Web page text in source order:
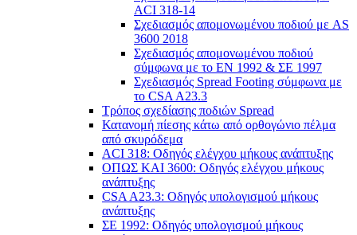
ACI 318-14
Σχεδιασμός απομονωμένου ποδιού με AS
3600 2018
Σχεδιασμός απομονωμένου ποδιού
σύμφωνα με το ΕΝ 1992 & ΣΕ 1997
Σχεδιασμός Spread Footing σύμφωνα με
το CSA A23.3
Τρόπος σχεδίασης ποδιών Spread
Κατανομή πίεσης κάτω από ορθογώνιο πέλμα
από σκυρόδεμα
ACI 318: Οδηγός ελέγχου μήκους ανάπτυξης
ΟΠΩΣ ΚΑΙ 3600: Οδηγός ελέγχου μήκους
ανάπτυξης
CSA A23.3: Οδηγός υπολογισμού μήκους
ανάπτυξης
ΣΕ 1992: Οδηγός υπολογισμού μήκους